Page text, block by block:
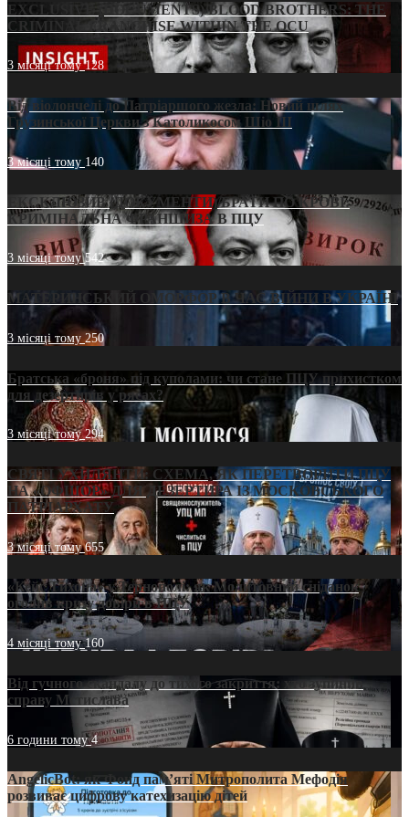
EXCLUSIVE (DOCUMENTS)/BLOOD BROTHERS: THE
CRIMINAL FRANCHISE WITHIN THE OCU
3 місяці тому128
Від віолончелі до Патріаршого жезла: Новий шлях
Грузинської Церкви з Католикосом Шіо III
3 місяці тому 140
ЕКСКЛЮЗИВ (ДОКУМЕНТИ)/БРАТИ ПО КРОВІ:
КРИМІНАЛЬНА ФРАНШИЗА В ПЦУ
3 місяці тому542
МАТЕРИНСЬКИЙ ОМОРФОР В ЧАС ВІЙНИ В УКРАЇНІ
3 місяці тому250
Братська «броня» під куполами: чи стане ПЦУ прихистком
для дезертирів у рясах?
3 місяці тому294
СВЯТІ УХИЛЯНТИ: СХЕМА, ЯК ПЕРЕТВОРИТИ ПЦУ
НА «ОФШОР» ДЛЯ ДЕЗЕРТИРА ІЗ МОСКОВСЬКОГО
ПАТРІАРХАТУ
3 місяці тому655
«Кейс Тихона» у Тернополі: як Молитовний сніданок
оголив кризу довіри в ПЦУ
4 місяці тому160
Від гучного скандалу до тихого закриття: хто зупинив
справу Мстислава
6 години тому4
AngelicBot: як Фонд пам’яті Митрополита Мефодія
розвиває цифрову катехизацію дітей